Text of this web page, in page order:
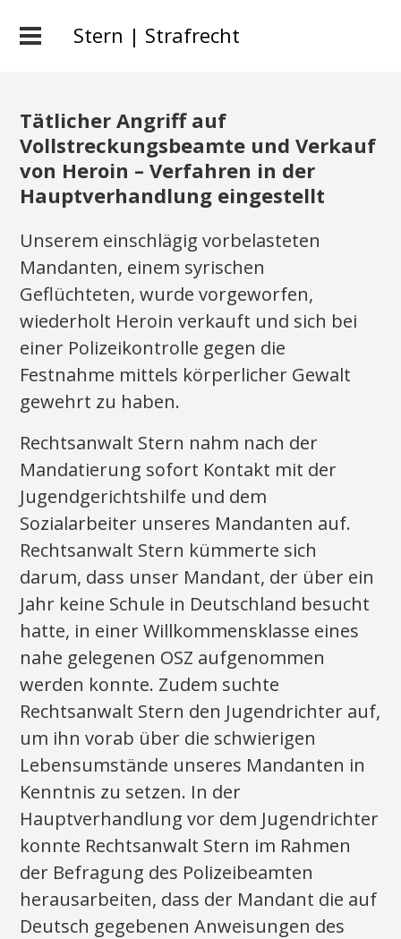
Stern | Strafrecht
Tätlicher Angriff auf
Vollstreckungsbeamte und Verkauf
von Heroin – Verfahren in der
Hauptverhandlung eingestellt
Unserem einschlägig vorbelasteten
Mandanten, einem syrischen
Geflüchteten, wurde vorgeworfen,
wiederholt Heroin verkauft und sich bei
einer Polizeikontrolle gegen die
Festnahme mittels körperlicher Gewalt
gewehrt zu haben.
Rechtsanwalt Stern nahm nach der
Mandatierung sofort Kontakt mit der
Jugendgerichtshilfe und dem
Sozialarbeiter unseres Mandanten auf.
Rechtsanwalt Stern kümmerte sich
darum, dass unser Mandant, der über ein
Jahr keine Schule in Deutschland besucht
hatte, in einer Willkommensklasse eines
nahe gelegenen OSZ aufgenommen
werden konnte. Zudem suchte
Rechtsanwalt Stern den Jugendrichter auf,
um ihn vorab über die schwierigen
Lebensumstände unseres Mandanten in
Kenntnis zu setzen. In der
Hauptverhandlung vor dem Jugendrichter
konnte Rechtsanwalt Stern im Rahmen
der Befragung des Polizeibeamten
herausarbeiten, dass der Mandant die auf
Deutsch gegebenen Anweisungen des